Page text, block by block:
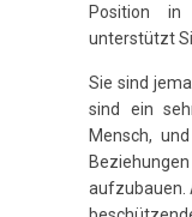
Position
unterstützt
Sie sind
sind ein
Mensch,
aufzubauen.